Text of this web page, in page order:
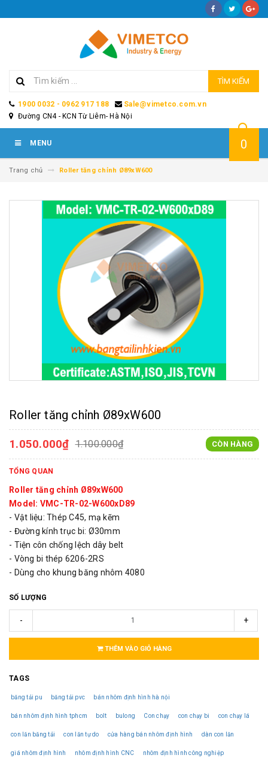
TÌM KIẾM
1900 0032 - 0962 917 188
Sale@vimetco.com.vn
Đường CN4 - KCN Từ Liêm- Hà Nội
MENU 0
Trang chủ Roller tăng chỉnh Ø89xW600
Roller tăng chỉnh Ø89xW600
1.050.000₫ 1.100.000₫ CÒN HÀNG
TỔNG QUAN
Roller tăng chỉnh Ø89xW600
Model: VMC-TR-02-W600xD89
- Vật liệu: Thép C45, mạ kẽm
- Đường kính trục bi: Ø30mm
- Tiện côn chống lệch dây belt
- Vòng bi thép 6206-2RS
- Dùng cho khung băng nhôm 4080
SỐ LƯỢNG
- +
THÊM VÀO GIỎ HÀNG
TAGS
băng tải pu băng tải pvc bán nhôm định hình hà nội
bán nhôm định hình tphcm bolt bulong Con chạy con chạy bi con chạy lá
con lăn băng tải con lăn tự do cửa hàng bán nhôm định hình dàn con lăn
giá nhôm định hình nhôm định hình CNC nhôm định hình công nghiệp